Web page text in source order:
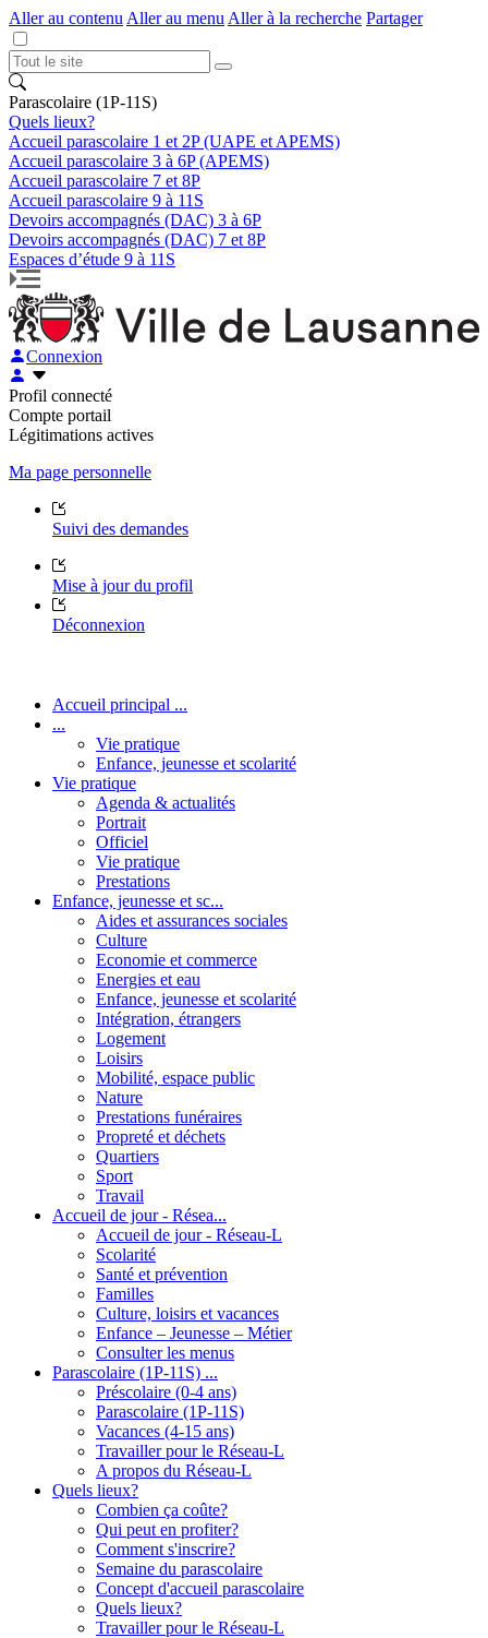
Aller au contenu Aller au menu Aller à la recherche Partager
Parascolaire (1P-11S)
Quels lieux?
Accueil parascolaire 1 et 2P (UAPE et APEMS)
Accueil parascolaire 3 à 6P (APEMS)
Accueil parascolaire 7 et 8P
Accueil parascolaire 9 à 11S
Devoirs accompagnés (DAC) 3 à 6P
Devoirs accompagnés (DAC) 7 et 8P
Espaces d’étude 9 à 11S
Connexion
Profil connecté
Compte portail
Légitimations actives
Ma page personnelle
Suivi des demandes
Mise à jour du profil
Déconnexion
Accueil principal ...
...
Vie pratique
Enfance, jeunesse et scolarité
Vie pratique
Agenda & actualités
Portrait
Officiel
Vie pratique
Prestations
Enfance, jeunesse et sc...
Aides et assurances sociales
Culture
Economie et commerce
Energies et eau
Enfance, jeunesse et scolarité
Intégration, étrangers
Logement
Loisirs
Mobilité, espace public
Nature
Prestations funéraires
Propreté et déchets
Quartiers
Sport
Travail
Accueil de jour - Résea...
Accueil de jour - Réseau-L
Scolarité
Santé et prévention
Familles
Culture, loisirs et vacances
Enfance – Jeunesse – Métier
Consulter les menus
Parascolaire (1P-11S) ...
Préscolaire (0-4 ans)
Parascolaire (1P-11S)
Vacances (4-15 ans)
Travailler pour le Réseau-L
A propos du Réseau-L
Quels lieux?
Combien ça coûte?
Qui peut en profiter?
Comment s'inscrire?
Semaine du parascolaire
Concept d'accueil parascolaire
Quels lieux?
Travailler pour le Réseau-L